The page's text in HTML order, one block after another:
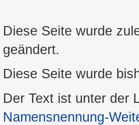
Diese Seite wurde
geändert.
Diese Seite wurde
Der Text ist unter der
Namensnennung-